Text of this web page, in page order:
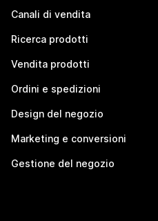
Canali di vendita
Ricerca prodotti
Vendita prodotti
Ordini e spedizioni
Design del negozio
Marketing e conversioni
Gestione del negozio